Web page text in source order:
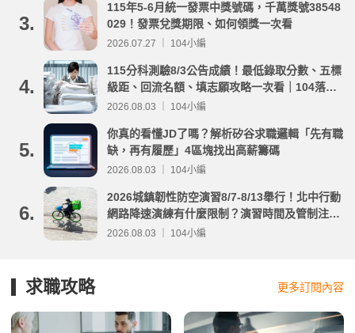
3.
115年5-6月統一發票中獎號碼，千萬獎號38548
029！發票兌獎期限、如何領獎一次看
2026.07.27 ｜ 104小編
4.
115分科測驗8/3公告成績！最低錄取分數、五標
級距、回流名額、填志願攻略一次看｜104落點
分析
2026.08.03 ｜ 104小編
5.
你真的看懂JD了嗎？解析矽谷求職邏輯「先有職
缺，再有履歷」4區塊找出高薪籌碼
2026.08.03 ｜ 104小編
6.
2026城鎮韌性防空演習8/7-8/13舉行！北中行動
網路降速演練有什麼限制？演習時間及管制注意
事項整理
2026.08.03 ｜ 104小編
求職攻略 更多訂閱內容